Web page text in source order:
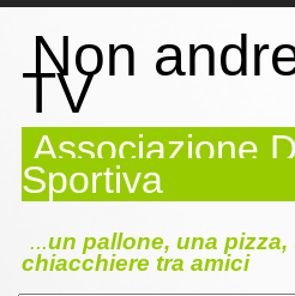
Non
TV
Associazione
Sportiva
...un pallone, una pizza,
chiacchiere tra amici